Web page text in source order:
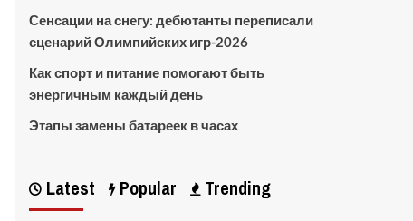
Сенсации на снегу: дебютанты переписали
сценарий Олимпийских игр-2026
Как спорт и питание помогают быть
энергичным каждый день
Этапы замены батареек в часах
Latest Popular Trending